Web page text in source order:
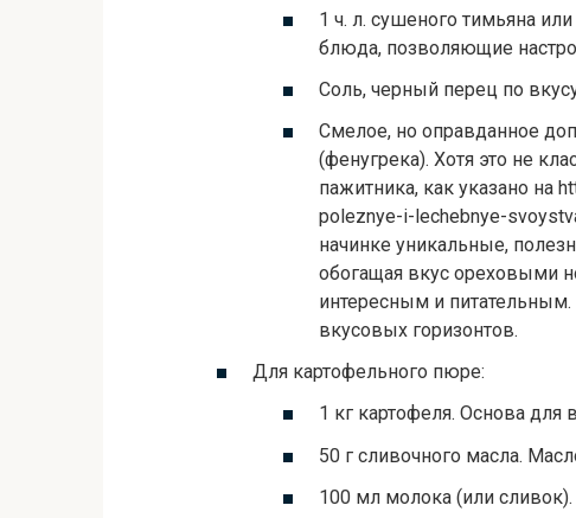
1 ч. л. сушеного тимьяна
блюда, позволяющие
Соль, черный перец по
Смелое, но оправданное
(фенугрека). Хотя это не
пажитника, как указано на
poleznye-i-lechebnye-
начинке уникальные,
обогащая вкус ореховыми
интересным и
вкусовых горизонтов.
Для картофельного пюре:
1 кг картофеля. Основа для
50 г сливочного масла.
100 мл молока (или